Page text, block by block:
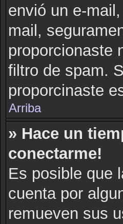
envió un e-
mail,
proporcionaste
filtro de spam.
proporcinaste
Arriba
» Hace un
conectarme!
Es posible que
cuenta por
remueven sus